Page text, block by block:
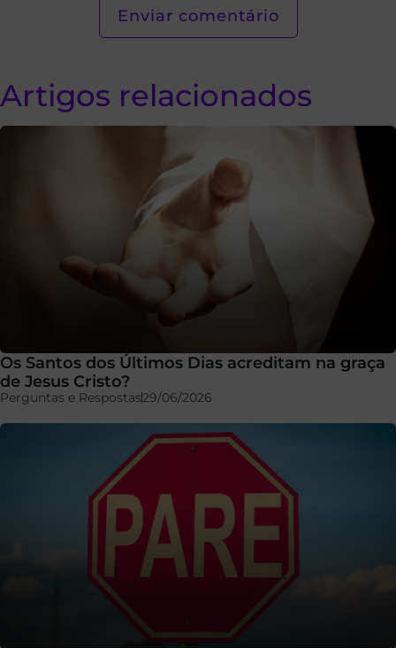
Artigos relacionados
Os Santos dos Últimos Dias acreditam na graça
de Jesus Cristo?
Perguntas e Respostas29/06/2026